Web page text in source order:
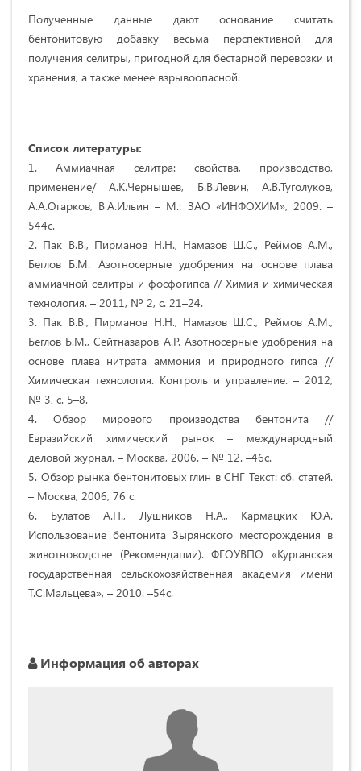
Полученные данные дают основание считать
бентонитовую добавку весьма перспективной для
получения селитры, пригодной для бестарной перевозки и
хранения, а также менее взрывоопасной.
Cписок литературы:
1. Аммиачная селитра: свойства, производство,
применение/ А.К.Чернышев, Б.В.Левин, А.В.Туголуков,
А.А.Огарков, В.А.Ильин – М.: ЗАО «ИНФОХИМ», 2009. –
544с.
2. Пак В.В., Пирманов Н.Н., Намазов Ш.С., Реймов А.М.,
Беглов Б.М. Азотносерные удобрения на основе плава
аммиачной селитры и фосфогипса // Химия и химическая
технология. – 2011, № 2, с. 21–24.
3. Пак В.В., Пирманов Н.Н., Намазов Ш.С., Реймов А.М.,
Беглов Б.М., Сейтназаров А.Р. Азотносерные удобрения на
основе плава нитрата аммония и природного гипса //
Химическая технология. Контроль и управление. – 2012,
№ 3, с. 5–8.
4. Обзор мирового производства бентонита //
Евразийский химический рынок – международный
деловой журнал. – Москва, 2006. – № 12. –46с.
5. Обзор рынка бентонитовых глин в СНГ Текст: сб. статей.
– Москва, 2006, 76 с.
6. Булатов А.П., Лушников Н.А., Кармацких Ю.А.
Использование бентонита Зырянского месторождения в
животноводстве (Рекомендации). ФГОУВПО «Курганская
государственная сельскохозяйственная академия имени
Т.С.Мальцева», – 2010. –54с.
Информация об авторах